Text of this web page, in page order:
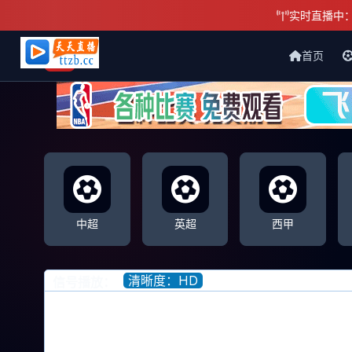
实时直播中
天天直播网
首页
中超 英超 西甲
清晰度：HD